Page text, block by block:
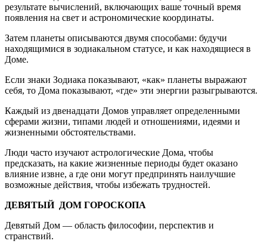
результате вычислений, включающих ваше точный время
появления на свет и астрономические координаты.
Затем планеты описываются двумя способами: будучи
находящимися в зодиакальном статусе, и как находящиеся в
Доме.
Если знаки Зодиака показывают, «как» планеты выражают
себя, то Дома показывают, «где» эти энергии разыгрываются.
Каждый из двенадцати Домов управляет определенными
сферами жизни, типами людей и отношениями, идеями и
жизненными обстоятельствами.
Люди часто изучают астрологические Дома, чтобы
предсказать, на какие жизненные периоды будет оказано
влияние извне, а где они могут предпринять наилучшие
возможные действия, чтобы избежать трудностей.
ДЕВЯТЫЙ ДОМ ГОРОСКОПА
Девятый Дом — область философии, перспектив и
странствий.